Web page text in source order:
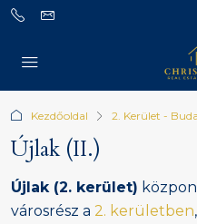
Kezdőoldal 2. Kerület -
Újlak (II.)
Újlak (2. kerület)
városrész a 2. kerületben,